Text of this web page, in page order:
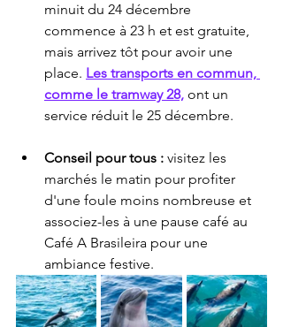
minuit du 24 décembre
commence à 23 h et est gratuite,
mais arrivez tôt pour avoir une
place. Les transports en commun,
comme le tramway 28, ont un
service réduit le 25 décembre.
Conseil pour tous : visitez les
marchés le matin pour profiter
d'une foule moins nombreuse et
associez-les à une pause café au
Café A Brasileira pour une
ambiance festive.